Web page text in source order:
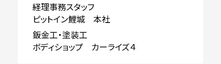
経理事務スタッフ
ピットイン鯉城 本社
鈑金工・塗装工
ボディショップ カーライズ４